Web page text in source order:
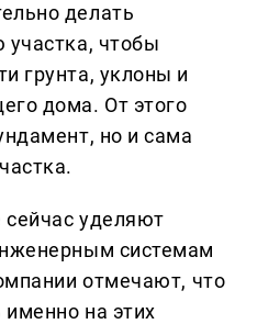
делать
участка, чтобы
грунта, уклоны и
дома. От этого
но и сама
уделяют
системам
отмечают, что
на этих